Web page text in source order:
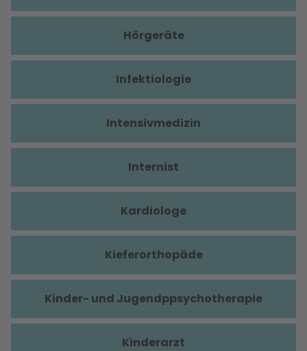
Hörgeräte
Infektiologie
Intensivmedizin
Internist
Kardiologe
Kieferorthopäde
Kinder- und Jugendppsychotherapie
Kinderarzt